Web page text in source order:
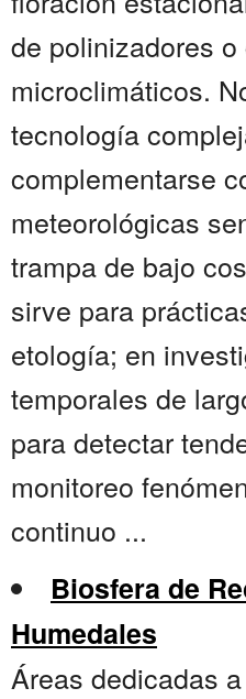
de polinizadores
microclimáticos.
tecnología
complementarse
meteorológicas
trampa de bajo
sirve para
etología; en
temporales de
para detectar
monitoreo
continuo ...
Biosfera de
Humedales
Áreas dedicadas